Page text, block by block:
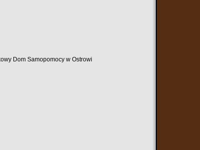
Dom Samopomocy w Ostrowi